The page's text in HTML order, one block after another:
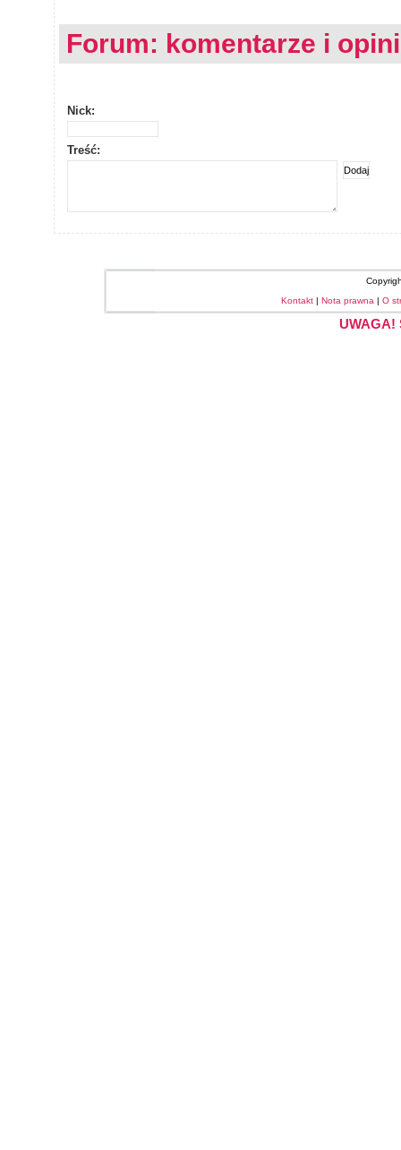
Forum: komentarze i
Nick:
Treść:
Kontakt | Nota prawna | O
UWAGA!